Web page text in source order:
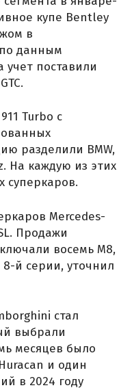
купе Bentley
в
данным
учет поставили
Turbo с
разделили BMW,
На каждую из этих
суперкаров.
Mercedes-
Продажи
восемь M8,
8-й серии, уточнил
стал
выбрали
месяцев было
и один
в 2024 году